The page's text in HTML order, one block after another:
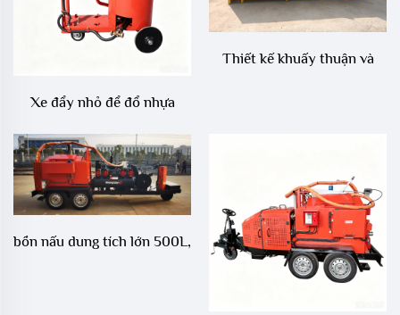
Xe đẩy nhỏ để đổ nhựa
Thiết kế khuấy thuận và
chất bịt kín nhựa đường đã
cải tiến, cấp liệu ổn định
không bị tắc nghẽn trong
quá trình vận hành kéo dài.
bồn nấu dung tích lớn 500L,